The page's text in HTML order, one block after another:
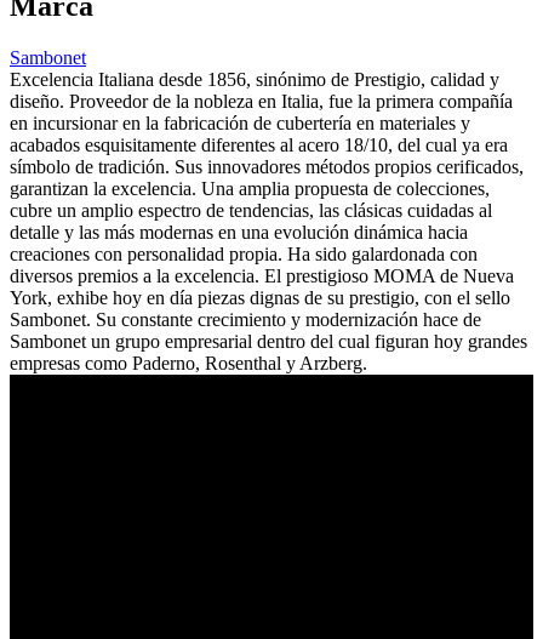
Sambonet
Excelencia Italiana desde 1856, sinónimo de Prestigio, calidad y
diseño. Proveedor de la nobleza en Italia, fue la primera compañía
en incursionar en la fabricación de cubertería en materiales y
acabados esquisitamente diferentes al acero 18/10, del cual ya era
símbolo de tradición. Sus innovadores métodos propios cerificados,
garantizan la excelencia. Una amplia propuesta de colecciones,
cubre un amplio espectro de tendencias, las clásicas cuidadas al
detalle y las más modernas en una evolución dinámica hacia
creaciones con personalidad propia. Ha sido galardonada con
diversos premios a la excelencia. El prestigioso MOMA de Nueva
York, exhibe hoy en día piezas dignas de su prestigio, con el sello
Sambonet. Su constante crecimiento y modernización hace de
Sambonet un grupo empresarial dentro del cual figuran hoy grandes
empresas como Paderno, Rosenthal y Arzberg.